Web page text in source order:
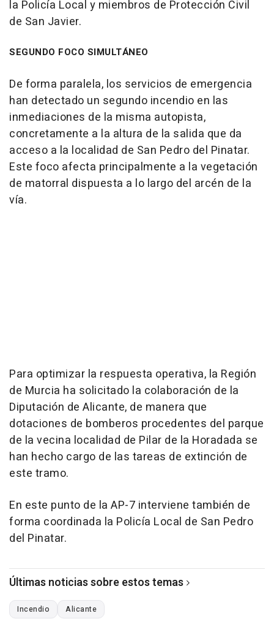
la Policía Local y miembros de Protección Civil
de San Javier.
SEGUNDO FOCO SIMULTÁNEO
De forma paralela, los servicios de emergencia
han detectado un segundo incendio en las
inmediaciones de la misma autopista,
concretamente a la altura de la salida que da
acceso a la localidad de San Pedro del Pinatar.
Este foco afecta principalmente a la vegetación
de matorral dispuesta a lo largo del arcén de la
vía.
Para optimizar la respuesta operativa, la Región
de Murcia ha solicitado la colaboración de la
Diputación de Alicante, de manera que
dotaciones de bomberos procedentes del parque
de la vecina localidad de Pilar de la Horadada se
han hecho cargo de las tareas de extinción de
este tramo.
En este punto de la AP-7 interviene también de
forma coordinada la Policía Local de San Pedro
del Pinatar.
Últimas noticias sobre estos temas
Incendio Alicante